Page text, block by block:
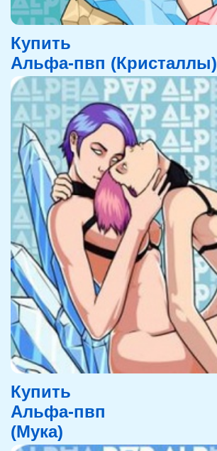
Купить
Альфа-пвп (Кристаллы)
Купить
Альфа-пвп
(Мука)